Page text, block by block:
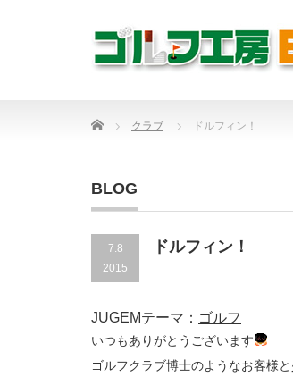
Home クラブ ドルフィン！
BLOG
7.8
2015
ドルフィン！
JUGEMテーマ： ゴルフ
いつもありがとうございます
ゴルフクラブ博士のようなお客様